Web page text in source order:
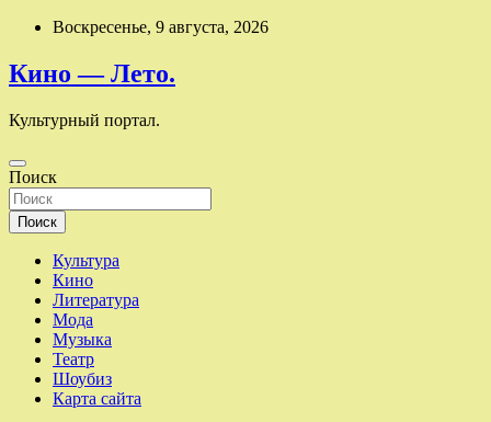
Перейти
содержимому
Воскресенье, 9 августа, 2026
Кино — Лето.
Культурный портал.
Поиск
Поиск
Культура
Кино
Литература
Мода
Музыка
Театр
Шоубиз
Карта сайта